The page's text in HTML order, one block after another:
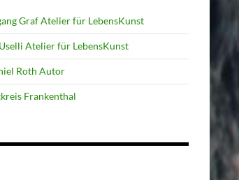
Graf Atelier für LebensKunst
Atelier für LebensKunst
Roth Autor
Frankenthal